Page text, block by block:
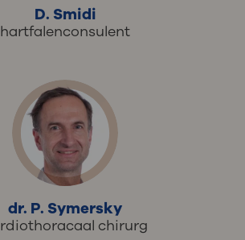
D. Smidi
hartfalenconsulent
dr. P. Symersky
chirurg